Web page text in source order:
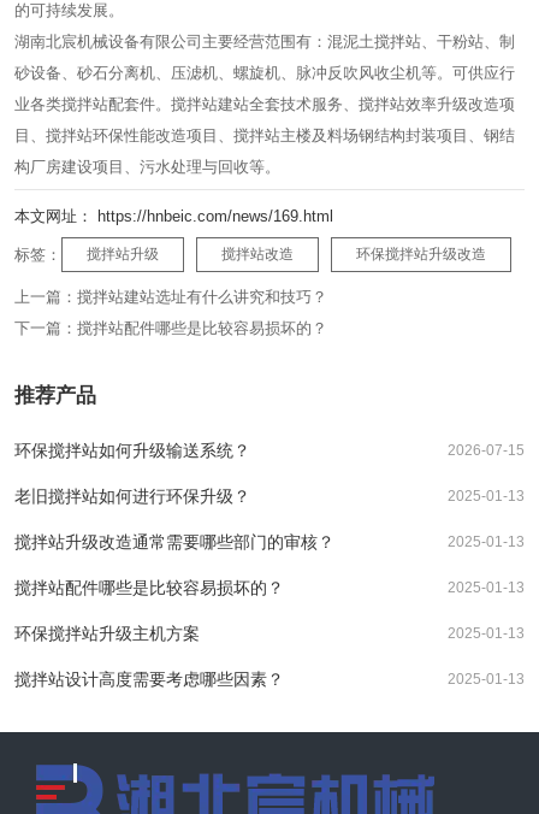
的可持续发展。
湖南北宸机械设备有限公司主要经营范围有：混泥土搅拌站、干粉站、制
砂设备、砂石分离机、压滤机、螺旋机、脉冲反吹风收尘机等。可供应行
业各类搅拌站配套件。搅拌站建站全套技术服务、搅拌站效率升级改造项
目、搅拌站环保性能改造项目、搅拌站主楼及料场钢结构封装项目、钢结
构厂房建设项目、污水处理与回收等。
本文网址： https://hnbeic.com/news/169.html
标签： 搅拌站升级 搅拌站改造 环保搅拌站升级改造
上一篇： 搅拌站建站选址有什么讲究和技巧？
下一篇： 搅拌站配件哪些是比较容易损坏的？
推荐产品
2026-07-15
环保搅拌站如何升级输送系统？
2025-01-13
老旧搅拌站如何进行环保升级？
2025-01-13
搅拌站升级改造通常需要哪些部门的审核？
2025-01-13
搅拌站配件哪些是比较容易损坏的？
2025-01-13
环保搅拌站升级主机方案
2025-01-13
搅拌站设计高度需要考虑哪些因素？